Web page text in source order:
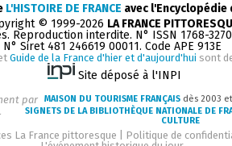
L'HISTOIRE DE FRANCE avec
© 1999-2026 LA FRANCE
Reproduction interdite. N° ISSN 1768-
N° Siret 481 246619 00011. Code APE 913E
Guide de la France d'hier et d'aujourd'hui sont
Site déposé à l'INPI
par MAISON DU TOURISME FRANÇAIS dès 2003
SIGNETS DE LA BIBLIOTHÈQUE NATIONALE DE
CULTURE
La France pittoresque
Politique de